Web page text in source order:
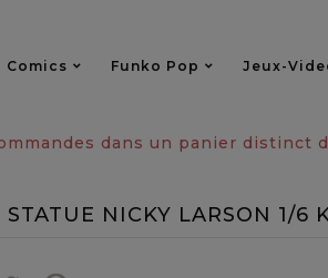
Comics Funko Pop Jeux-
dans un panier distinct
NICKY LARSON 1/6